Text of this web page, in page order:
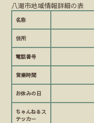
八潮市地域情報詳細の表
名称
住所
電話番号
営業時間
お休みの日
ちゃんねるス
テッカー